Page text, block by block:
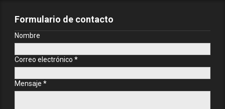
Formulario de contacto
Nombre
Correo electrónico *
Mensaje *